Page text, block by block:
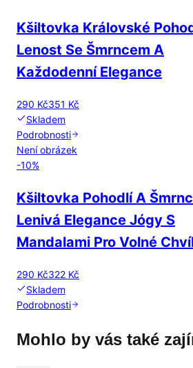
Kšiltovka Královské
Lenost Se Šmrncem A
Každodenní Elegance
290 Kč351 Kč
Skladem
Podrobnosti
Není obrázek
-10%
Kšiltovka Pohodlí A Šmrnc
Lenivá Elegance Jógy S
Mandalami Pro Volné
290 Kč322 Kč
Skladem
Podrobnosti
Mohlo by vás také